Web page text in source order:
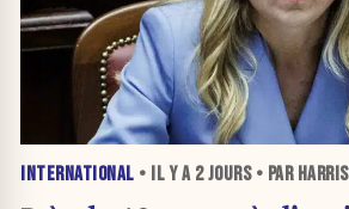
INTERNATIONAL • IL Y A 2 JOURS• PAR